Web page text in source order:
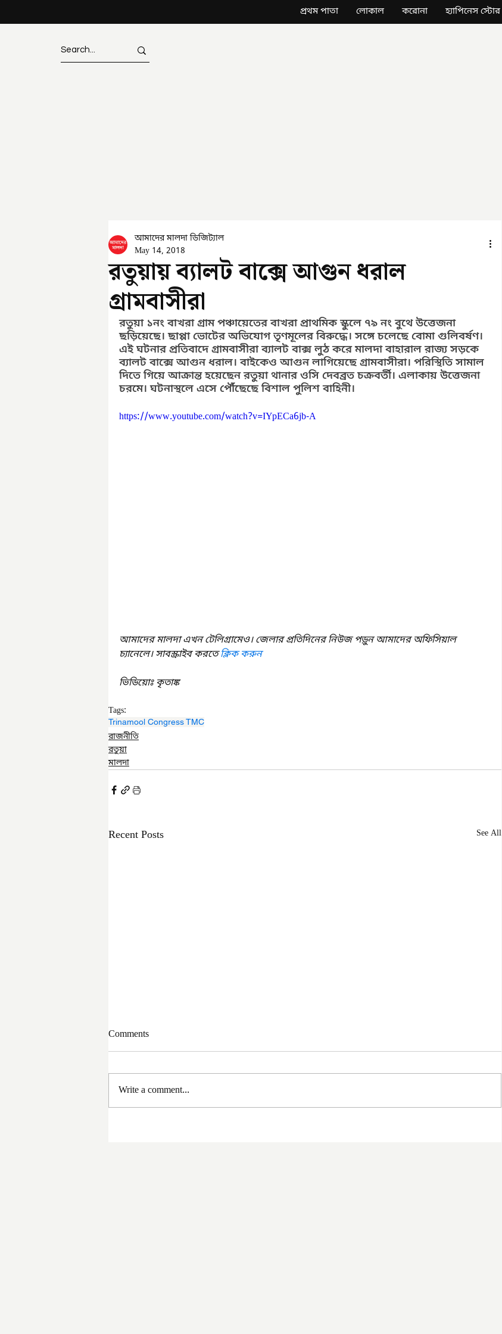
প্রথম পাতা লোকাল করোনা হ্যাপিনেস স্টোর
রতুয়ায় ব্যালট বাক্সে আগুন ধরাল
গ্রামবাসীরা
আমাদের মালদা ডিজিট্যাল
May 14, 2018
রতুয়া ১নং বাখরা গ্রাম পঞ্চায়েতের বাখরা প্রাথমিক স্কুলে ৭৯ নং বুথে উত্তেজনা
ছড়িয়েছে। ছাপ্পা ভোটের অভিযোগ তৃণমূলের বিরুদ্ধে। সঙ্গে চলেছে বোমা গুলিবর্ষণ।
এই ঘটনার প্রতিবাদে গ্রামবাসীরা ব্যালট বাক্স লুঠ করে মালদা বাহারাল রাজ্য সড়কে
ব্যালট বাক্সে আগুন ধরাল। বাইকেও আগুন লাগিয়েছে গ্রামবাসীরা। পরিস্থিতি সামাল
দিতে গিয়ে আক্রান্ত হয়েছেন রতুয়া থানার ওসি দেবব্রত চক্রবর্তী। এলাকায় উত্তেজনা
চরমে। ঘটনাস্থলে এসে পৌঁছেছে বিশাল পুলিশ বাহিনী।
https://www.youtube.com/watch?v=IYpECa6jb-A
আমাদের মালদা এখন টেলিগ্রামেও। জেলার প্রতিদিনের নিউজ পড়ুন আমাদের অফিসিয়াল
চ্যানেলে। সাবস্ক্রাইব করতে ক্লিক করুন
ভিডিয়োঃ কৃতাঙ্ক
Tags:
Trinamool Congress TMC
রাজনীতি
রতুয়া
মালদা
Recent Posts See All
Comments
Write a comment...